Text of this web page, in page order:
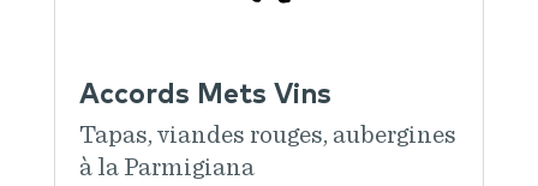
Accords Mets Vins
Tapas, viandes rouges, aubergines
à la Parmigiana